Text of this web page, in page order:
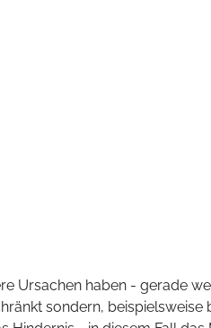
Ursachen haben - gerade
sondern,